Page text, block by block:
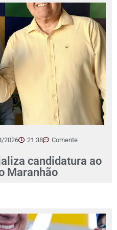
2026 21:38 Comente
candidatura ao
Maranhão